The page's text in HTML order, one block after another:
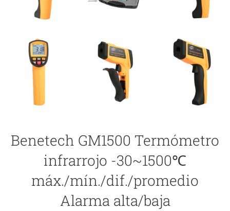
Benetech GM1500 Termómetro
infrarrojo -30~1500℃
máx./mín./dif./promedio
Alarma alta/baja